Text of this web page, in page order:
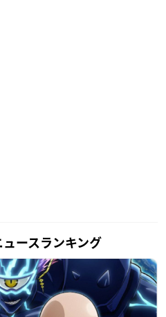
ースランキング